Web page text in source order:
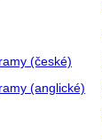
(české)
(anglické)